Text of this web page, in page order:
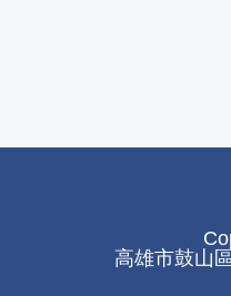
高雄市鼓山